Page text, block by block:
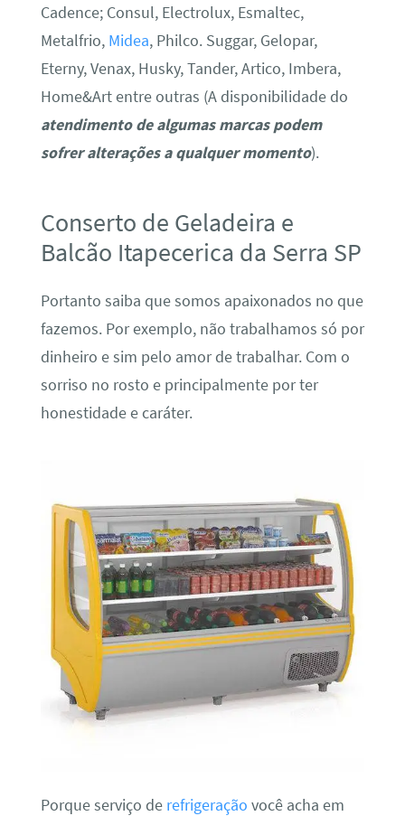
Cadence; Consul, Electrolux, Esmaltec,
Metalfrio, Midea, Philco. Suggar, Gelopar,
Eterny, Venax, Husky, Tander, Artico, Imbera,
Home&Art entre outras (A disponibilidade do
atendimento de algumas marcas podem
sofrer alterações a qualquer momento).
Conserto de Geladeira e
Balcão Itapecerica da Serra SP
Portanto saiba que somos apaixonados no que
fazemos. Por exemplo, não trabalhamos só por
dinheiro e sim pelo amor de trabalhar. Com o
sorriso no rosto e principalmente por ter
honestidade e caráter.
Porque serviço de refrigeração você acha em